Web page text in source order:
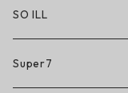
SO ILL
So iLL
Super7